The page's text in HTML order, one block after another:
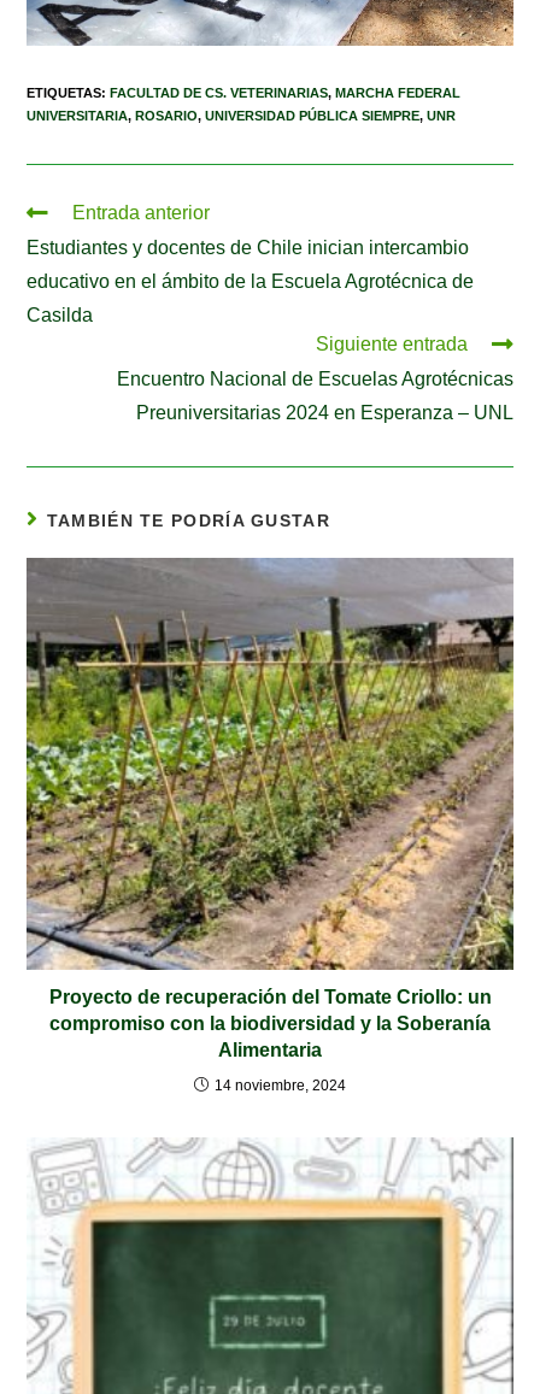
ETIQUETAS:FACULTAD DE CS. VETERINARIAS, MARCHA FEDERAL
UNIVERSITARIA, ROSARIO, UNIVERSIDAD PÚBLICA SIEMPRE, UNR
Entrada anterior
Estudiantes y docentes de Chile inician intercambio
educativo en el ámbito de la Escuela Agrotécnica de
Casilda
Siguiente entrada
Encuentro Nacional de Escuelas Agrotécnicas
Preuniversitarias 2024 en Esperanza – UNL
TAMBIÉN TE PODRÍA GUSTAR
Proyecto de recuperación del Tomate Criollo: un
compromiso con la biodiversidad y la Soberanía
Alimentaria
14 noviembre, 2024